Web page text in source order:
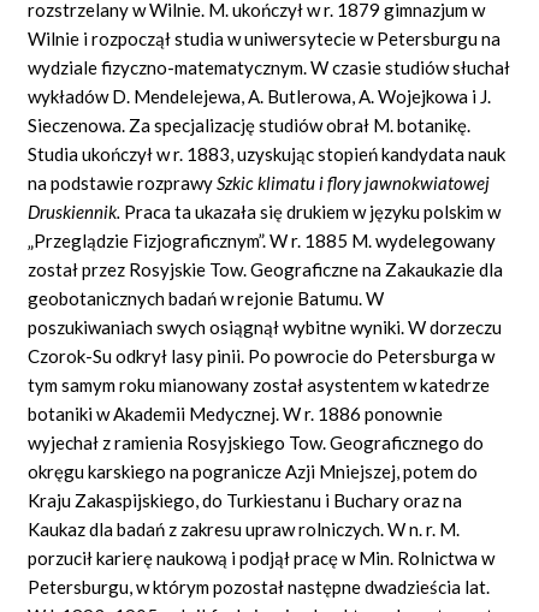
rozstrzelany w Wilnie. M. ukończył w r. 1879 gimnazjum w
Wilnie i rozpoczął studia w uniwersytecie w Petersburgu na
wydziale fizyczno-matematycznym. W czasie studiów słuchał
wykładów D. Mendelejewa, A. Butlerowa, A. Wojejkowa i J.
Sieczenowa. Za specjalizację studiów obrał M. botanikę.
Studia ukończył w r. 1883, uzyskując stopień kandydata nauk
na podstawie rozprawySzkic klimatu i flory jawnokwiatowej
Druskiennik. Praca ta ukazała się drukiem w języku polskim w
„Przeglądzie Fizjograficznym”. W r. 1885 M. wydelegowany
został przez Rosyjskie Tow. Geograficzne na Zakaukazie dla
geobotanicznych badań w rejonie Batumu. W
poszukiwaniach swych osiągnął wybitne wyniki. W dorzeczu
Czorok-Su odkrył lasy pinii. Po powrocie do Petersburga w
tym samym roku mianowany został asystentem w katedrze
botaniki w Akademii Medycznej. W r. 1886 ponownie
wyjechał z ramienia Rosyjskiego Tow. Geograficznego do
okręgu karskiego na pogranicze Azji Mniejszej, potem do
Kraju Zakaspijskiego, do Turkiestanu i Buchary oraz na
Kaukaz dla badań z zakresu upraw rolniczych. W n. r. M.
porzucił karierę naukową i podjął pracę w Min. Rolnictwa w
Petersburgu, w którym pozostał następne dwadzieścia lat.